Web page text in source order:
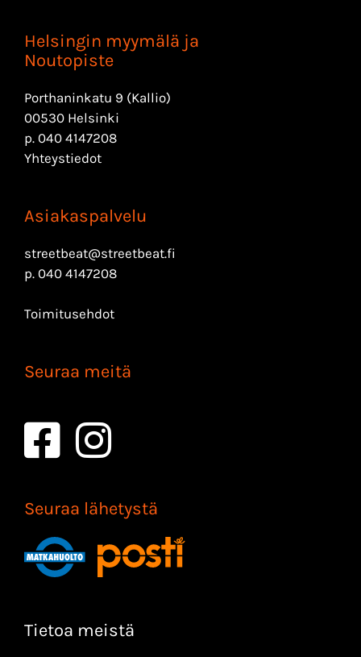
Helsingin myymälä ja
Noutopiste
Porthaninkatu 9 (Kallio)
00530 Helsinki
p. 040 4147208
Yhteystiedot
Asiakaspalvelu
streetbeat@streetbeat.fi
p. 040 4147208
Toimitusehdot
Seuraa meitä
Seuraa lähetystä
Tietoa meistä